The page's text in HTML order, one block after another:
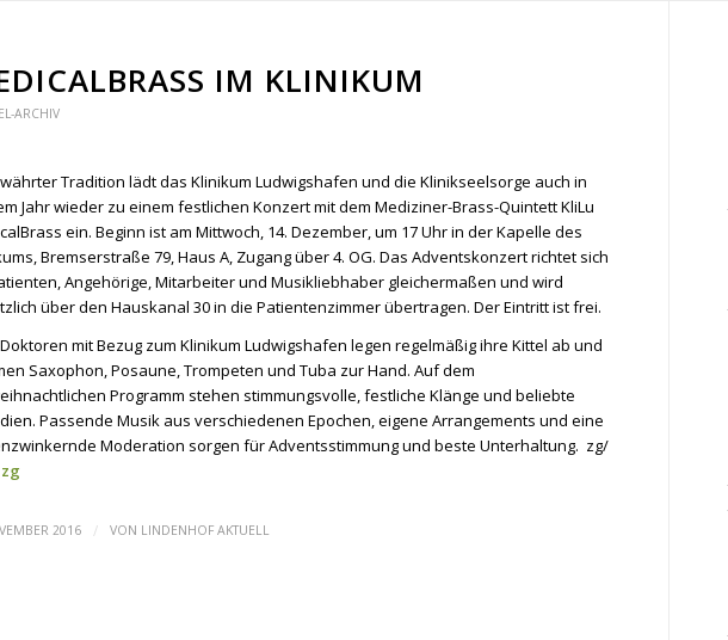
IM KLINIKUM
ARCHIV
Tradition lädt das Klinikum Ludwigshafen und die Klinikseelsorge auch in
Jahr wieder zu einem festlichen Konzert mit dem Mediziner-Brass-Quintett KliLu
ein. Beginn ist am Mittwoch, 14. Dezember, um 17 Uhr in der Kapelle des
Bremserstraße 79, Haus A, Zugang über 4. OG. Das Adventskonzert richtet sich
Angehörige, Mitarbeiter und Musikliebhaber gleichermaßen und wird
über den Hauskanal 30 in die Patientenzimmer übertragen. Der Eintritt ist frei.
mit Bezug zum Klinikum Ludwigshafen legen regelmäßig ihre Kittel ab und
Saxophon, Posaune, Trompeten und Tuba zur Hand. Auf dem
Programm stehen stimmungsvolle, festliche Klänge und beliebte
Passende Musik aus verschiedenen Epochen, eigene Arrangements und eine
Moderation sorgen für Adventsstimmung und beste Unterhaltung. zg/
2016 / VON LINDENHOF AKTUELL